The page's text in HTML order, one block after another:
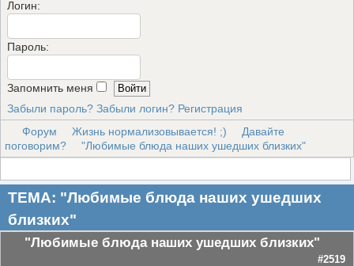
Логин:
Пароль:
Запомнить меня
Забыли пароль? Забыли логин? Регистрация
Форум
Жизнь нормализовывается! ;)
Давайте
поговорим?
"Любимые блюда наших ушедших близких"
ТЕМА: "Любимые блюда наших ушедших
близких"
"Любимые блюда наших ушедших близких"
#2519